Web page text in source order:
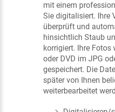
mit einem
Sie digitalisiert. Ihre
überprüft und
hinsichtlich Staub
korrigiert. Ihre Fotos
oder DVD im JPG
gespeichert. Die
später von Ihnen
weiterbearbeitet